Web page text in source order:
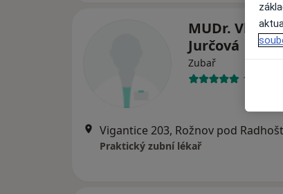
MUDr.
Jurčová
Zubař
17 názorů
Vigantice 203, Rožnov pod
Praktický zubní lékař